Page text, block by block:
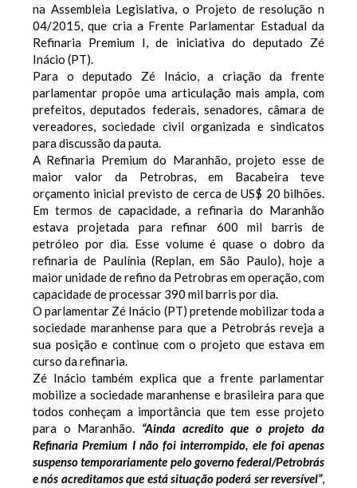
na Assembleia Legislativa, o Projeto de resolução n
04/2015, que cria a Frente Parlamentar Estadual da
Refinaria Premium I, de iniciativa do deputado Zé
Inácio (PT).
Para o deputado Zé Inácio, a criação da frente
parlamentar propõe uma articulação mais ampla, com
prefeitos, deputados federais, senadores, câmara de
vereadores, sociedade civil organizada e sindicatos
para discussão da pauta.
A Refinaria Premium do Maranhão, projeto esse de
maior valor da Petrobras, em Bacabeira teve
orçamento inicial previsto de cerca de US$ 20 bilhões.
Em termos de capacidade, a refinaria do Maranhão
estava projetada para refinar 600 mil barris de
petróleo por dia. Esse volume é quase o dobro da
refinaria de Paulínia (Replan, em São Paulo), hoje a
maior unidade de refino da Petrobras em operação, com
capacidade de processar 390 mil barris por dia.
O parlamentar Zé Inácio (PT) pretende mobilizar toda a
sociedade maranhense para que a Petrobrás reveja a
sua posição e continue com o projeto que estava em
curso da refinaria.
Zé Inácio também explica que a frente parlamentar
mobilize a sociedade maranhense e brasileira para que
todos conheçam a importância que tem esse projeto
para o Maranhão. “Ainda acredito que o projeto da
Refinaria Premium I não foi interrompido, ele foi apenas
suspenso temporariamente pelo governo federal/Petrobrás
e nós acreditamos que está situação poderá ser reversível”,